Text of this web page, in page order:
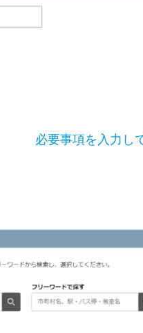
必要事項を入力し